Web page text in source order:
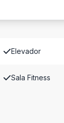
Elevador
Sala Fitness